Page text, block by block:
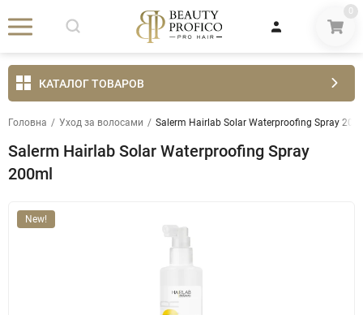
0
КАТАЛОГ ТОВАРОВ
Головна / Уход за волосами / Salerm Hairlab Solar Waterproofing Spray
Salerm Hairlab Solar Waterproofing Spray
200ml
New!